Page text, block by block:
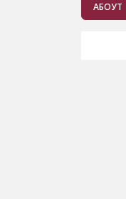
АБОУТ